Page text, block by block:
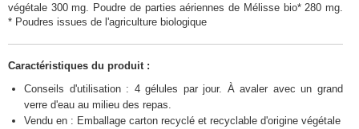
végétale 300 mg. Poudre de parties aériennes de Mélisse bio* 280 mg.
* Poudres issues de l'agriculture biologique
Caractéristiques du produit :
Conseils d'utilisation : 4 gélules par jour. À avaler avec un grand
verre d'eau au milieu des repas.
Vendu en : Emballage carton recyclé et recyclable d'origine végétale